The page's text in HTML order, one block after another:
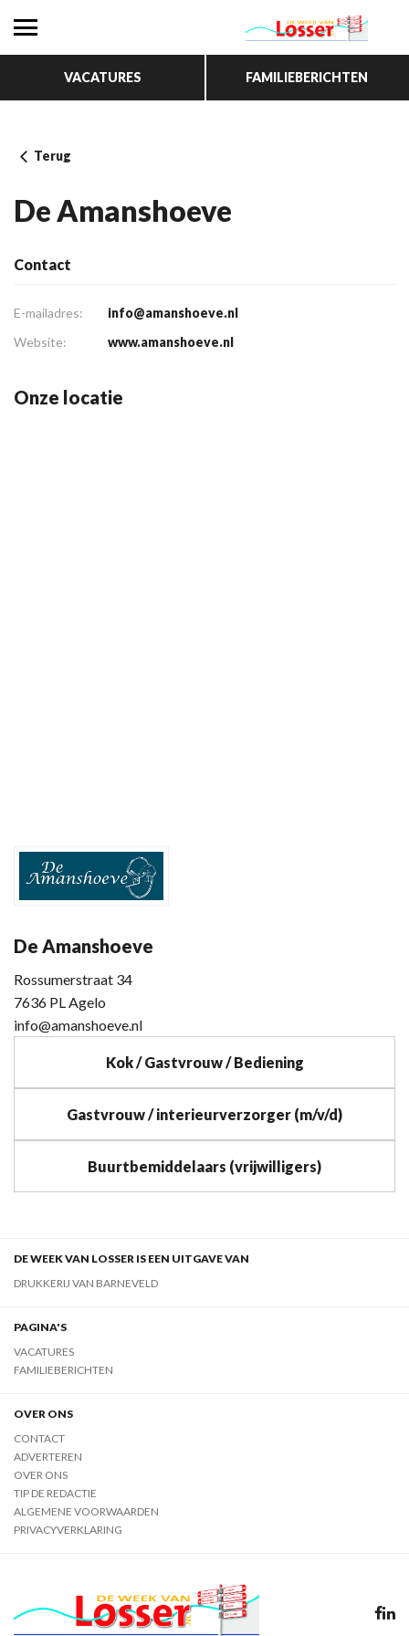
VACATURES FAMILIEBERICHTEN
Terug
De Amanshoeve
Contact
E-mailadres:
info@amanshoeve.nl
Website:
www.amanshoeve.nl
Onze locatie
De Amanshoeve
Rossumerstraat 34
7636 PL Agelo
info@amanshoeve.nl
Kok / Gastvrouw / Bediening
Gastvrouw / interieurverzorger (m/v/d)
Buurtbemiddelaars (vrijwilligers)
DE WEEK VAN LOSSER IS EEN UITGAVE VAN
DRUKKERIJ VAN BARNEVELD
PAGINA'S
VACATURES
FAMILIEBERICHTEN
OVER ONS
CONTACT
ADVERTEREN
OVER ONS
TIP DE REDACTIE
ALGEMENE VOORWAARDEN
PRIVACYVERKLARING